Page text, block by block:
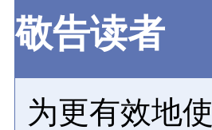
敬告读者
为更有效地